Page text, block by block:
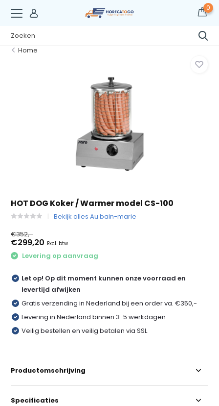
0
Home
HOT DOG Koker / Warmer model CS-100
Bekijk alles Au bain-marie
€352,-
€299,20 Excl. btw
Levering op aanvraag
Let op! Op dit moment kunnen onze voorraad en
levertijd afwijken
Gratis verzending in Nederland bij een order va. €350,-
Levering in Nederland binnen 3-5 werkdagen
Veilig bestellen en veilig betalen via SSL
Productomschrijving
Specificaties